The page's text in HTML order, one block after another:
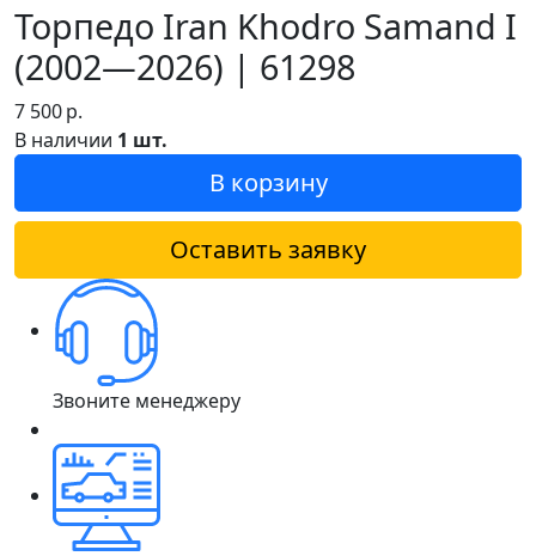
Торпедо Iran Khodro Samand I
(2002—2026) | 61298
7 500р.
В наличии 1 шт.
В корзину
Оставить заявку
Звоните менеджеру